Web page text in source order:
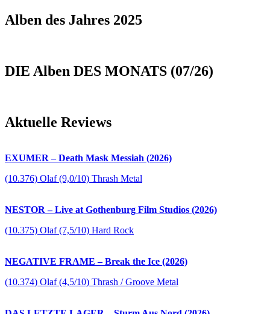
Alben des Jahres 2025
DIE Alben DES MONATS (07/26)
Aktuelle Reviews
EXUMER – Death Mask Messiah (2026)
(10.376) Olaf (9,0/10) Thrash Metal
NESTOR – Live at Gothenburg Film Studios (2026)
(10.375) Olaf (7,5/10) Hard Rock
NEGATIVE FRAME – Break the Ice (2026)
(10.374) Olaf (4,5/10) Thrash / Groove Metal